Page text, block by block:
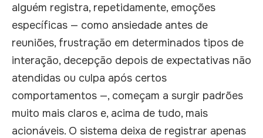
alguém registra, repetidamente, emoções
específicas — como ansiedade antes de
reuniões, frustração em determinados tipos de
interação, decepção depois de expectativas não
atendidas ou culpa após certos
comportamentos —, começam a surgir padrões
muito mais claros e, acima de tudo, mais
acionáveis. O sistema deixa de registrar apenas